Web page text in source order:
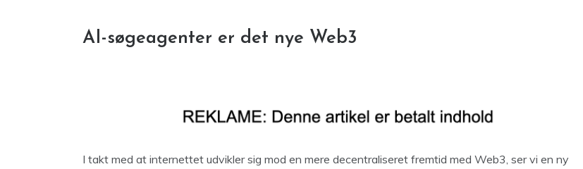
AI-søgeagenter er det nye Web3
I takt med at internettet udvikler sig mod en mere decentraliseret fremtid med Web3, ser vi en ny